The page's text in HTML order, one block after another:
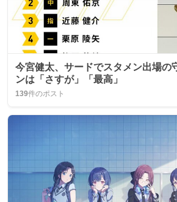
今宮健太、サードでスタメン出場
ンは「さすが」「最高」
139件のポスト